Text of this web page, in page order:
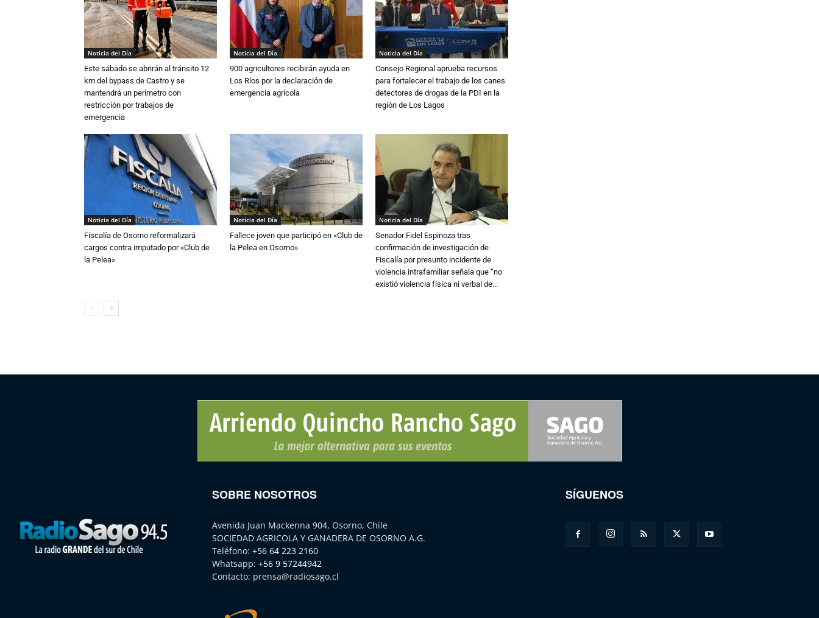
Noticia del Día
Este sábado se abrirán al tránsito 12
km del bypass de Castro y se
mantendrá un perímetro con
restricción por trabajos de
emergencia
Noticia del Día
900 agricultores recibirán ayuda en
Los Ríos por la declaración de
emergencia agrícola
Noticia del Día
Consejo Regional aprueba recursos
para fortalecer el trabajo de los canes
detectores de drogas de la PDI en la
región de Los Lagos
Noticia del Día
Fiscalía de Osorno reformalizará
cargos contra imputado por «Club de
la Pelea»
Noticia del Día
Fallece joven que participó en «Club de
la Pelea en Osorno»
Noticia del Día
Senador Fidel Espinoza tras
confirmación de investigación de
Fiscalía por presunto incidente de
violencia intrafamiliar señala que “no
existió violencia física ni verbal de...
SOBRE NOSOTROS
Avenida Juan Mackenna 904, Osorno, Chile
SOCIEDAD AGRICOLA Y GANADERA DE OSORNO A.G.
Teléfono: +56 64 223 2160
Whatsapp: +56 9 57244942
Contacto: prensa@radiosago.cl
SÍGUENOS